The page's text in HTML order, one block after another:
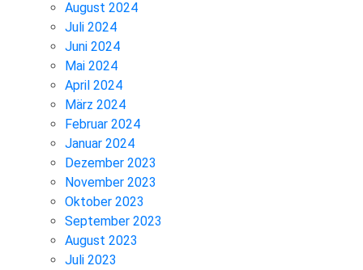
August 2024
Juli 2024
Juni 2024
Mai 2024
April 2024
März 2024
Februar 2024
Januar 2024
Dezember 2023
November 2023
Oktober 2023
September 2023
August 2023
Juli 2023